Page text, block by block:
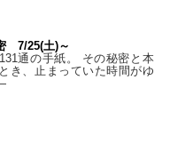
7/25(土)～
通の手紙。 その秘密と本
き、止まっていた時間がゆ